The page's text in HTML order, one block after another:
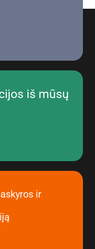
iš mūsų
ir